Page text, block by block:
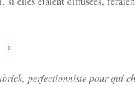
⟶
perfectionniste pour qui